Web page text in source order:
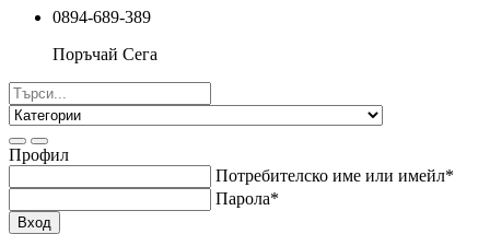
0894-689-389
Поръчай Сега
Профил
Потребителско име или имейл*
Парола*
Вход